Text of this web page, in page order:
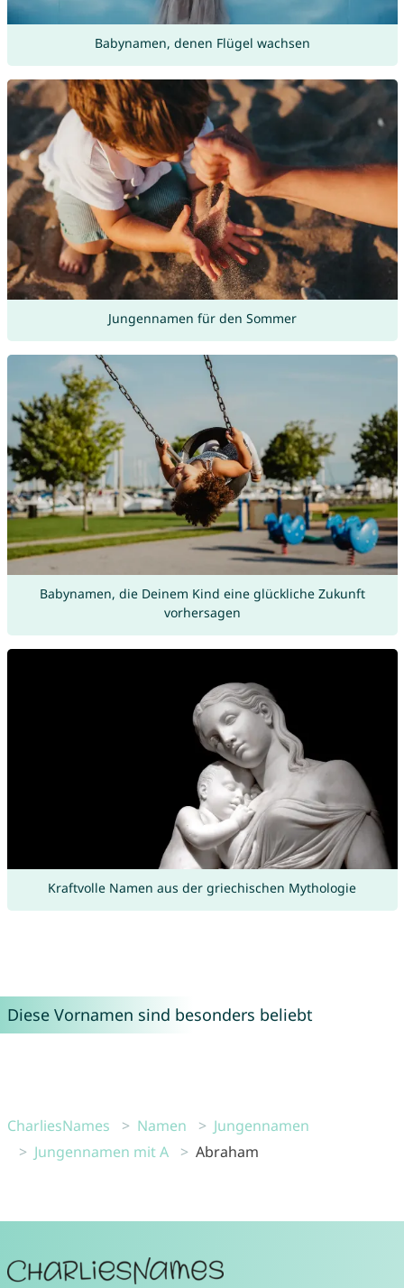
Babynamen, denen Flügel wachsen
Jungennamen für den Sommer
Babynamen, die Deinem Kind eine glückliche Zukunft
vorhersagen
Kraftvolle Namen aus der griechischen Mythologie
Diese Vornamen sind besonders beliebt
CharliesNames Namen
Jungennamen
Jungennamen mit A
Abraham